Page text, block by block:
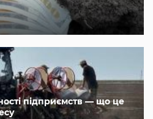
підприємств — що це